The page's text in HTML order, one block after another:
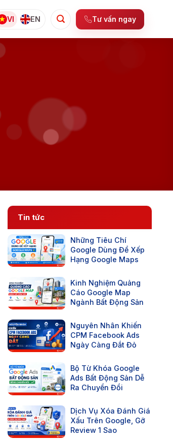
VI EN Tư vấn ngay
Tin tức
Những Tiêu Chí
Google Dùng Để Xếp
Hạng Google Maps
Kinh Nghiệm Quảng
Cáo Google Map
Ngành Bất Động Sản
Nguyên Nhân Khiến
CPM Facebook Ads
Ngày Càng Đắt Đỏ
Bộ Từ Khóa Google
Ads Bất Động Sản Dễ
Ra Chuyển Đổi
Dịch Vụ Xóa Đánh Giá
Xấu Trên Google, Gỡ
Review 1 Sao